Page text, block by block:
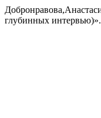
глубинных интервью)».